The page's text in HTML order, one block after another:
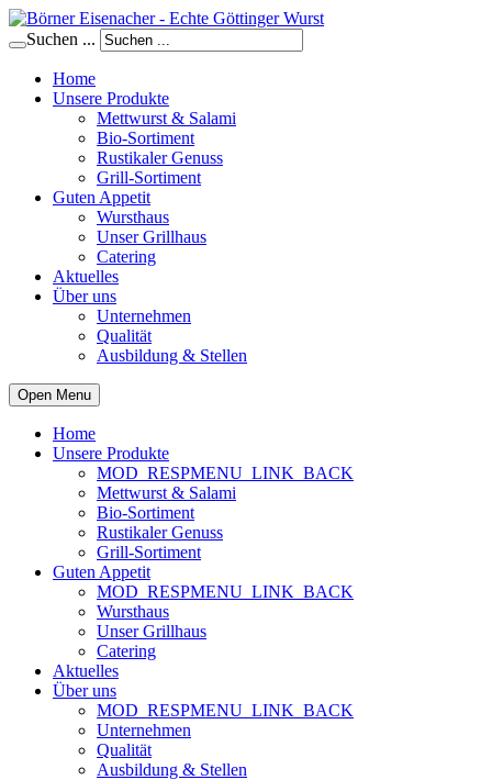
Suchen ...
Home
Unsere Produkte
Mettwurst & Salami
Bio-Sortiment
Rustikaler Genuss
Grill-Sortiment
Guten Appetit
Wursthaus
Unser Grillhaus
Catering
Aktuelles
Über uns
Unternehmen
Qualität
Ausbildung & Stellen
Open Menu
Home
Unsere Produkte
MOD_RESPMENU_LINK_BACK
Mettwurst & Salami
Bio-Sortiment
Rustikaler Genuss
Grill-Sortiment
Guten Appetit
MOD_RESPMENU_LINK_BACK
Wursthaus
Unser Grillhaus
Catering
Aktuelles
Über uns
MOD_RESPMENU_LINK_BACK
Unternehmen
Qualität
Ausbildung & Stellen